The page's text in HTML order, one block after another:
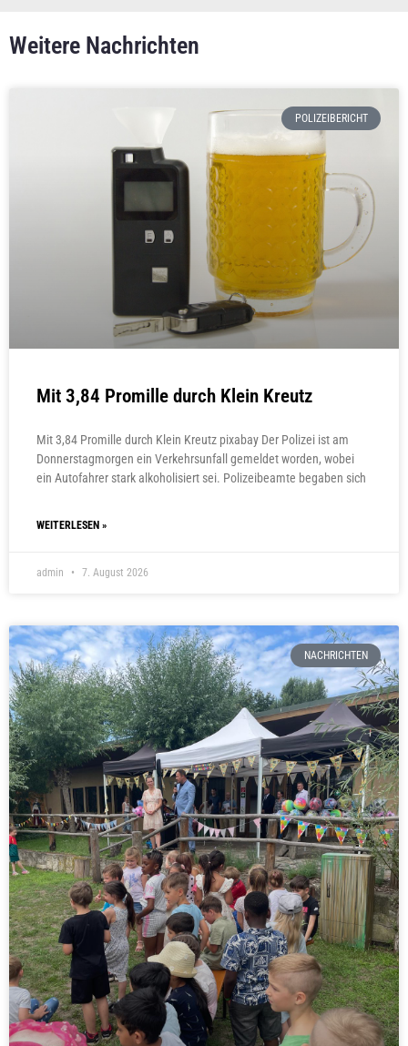
Weitere Nachrichten
POLIZEIBERICHT
Mit 3,84 Promille durch Klein Kreutz
Mit 3,84 Promille durch Klein Kreutz pixabay Der Polizei ist am
Donnerstagmorgen ein Verkehrsunfall gemeldet worden, wobei
ein Autofahrer stark alkoholisiert sei. Polizeibeamte begaben sich
WEITERLESEN »
admin 7. August 2026
NACHRICHTEN